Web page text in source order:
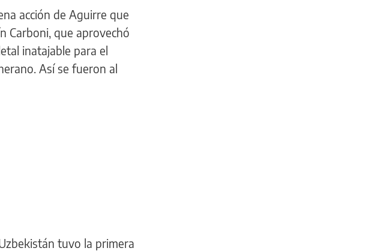
acción de Aguirre que
Carboni, que aprovechó
inatajable para el
Así se fueron al
tuvo la primera